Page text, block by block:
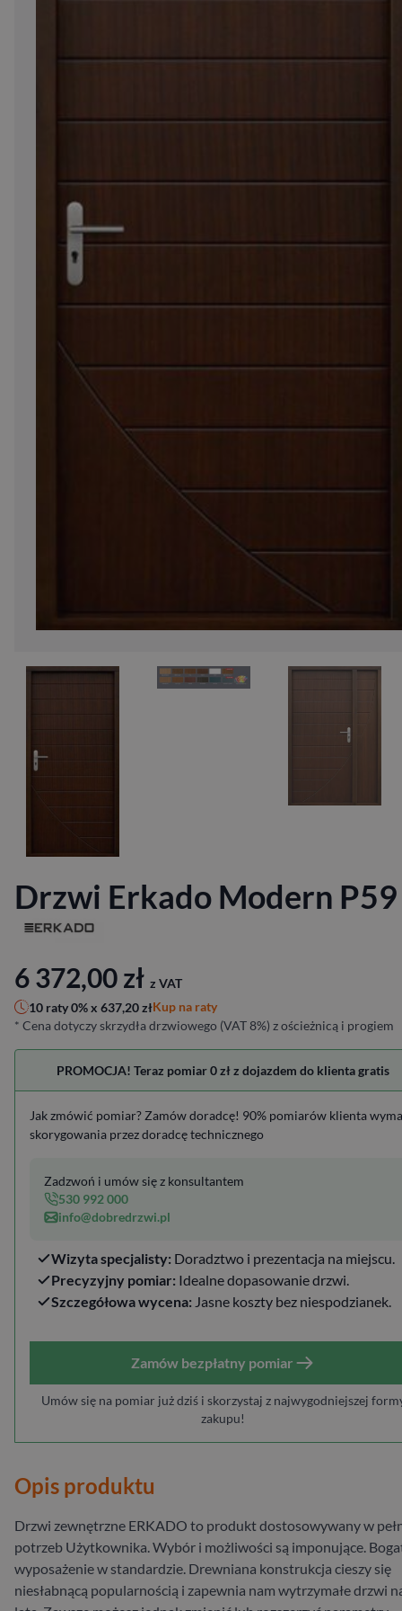
Drzwi Erkado Modern P59
6 372,00zł z VAT
10 raty 0% x 637,20złKup na raty
* Cena dotyczy skrzydła drzwiowego (VAT 8%) z ościeżnicą i progiem
PROMOCJA! Teraz pomiar 0 zł z dojazdem do klienta gratis
Jak zmówić pomiar? Zamów doradcę! 90% pomiarów klienta
skorygowania przez doradcę technicznego
Wizyta specjalisty: Doradztwo i prezentacja na miejscu.
Precyzyjny pomiar: Idealne dopasowanie drzwi.
Szczegółowa wycena: Jasne koszty bez niespodzianek.
Zadzwoń i umów się z konsultantem
530 992 000
info@dobredrzwi.pl
Zamów bezpłatny pomiar
Umów się na pomiar już dziś i skorzystaj z najwygodniejszej
zakupu!
Opis produktu
Drzwi zewnętrzne ERKADO to produkt dostosowywany w
potrzeb Użytkownika. Wybór i możliwości są imponujące.
wyposażenie w standardzie. Drewniana konstrukcja cieszy się
niesłabnącą popularnością i zapewnia nam wytrzymałe drzwi